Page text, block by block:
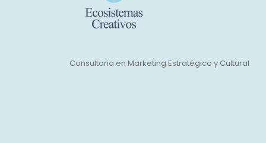
Consultoria en Marketing Estratégico y Cultural